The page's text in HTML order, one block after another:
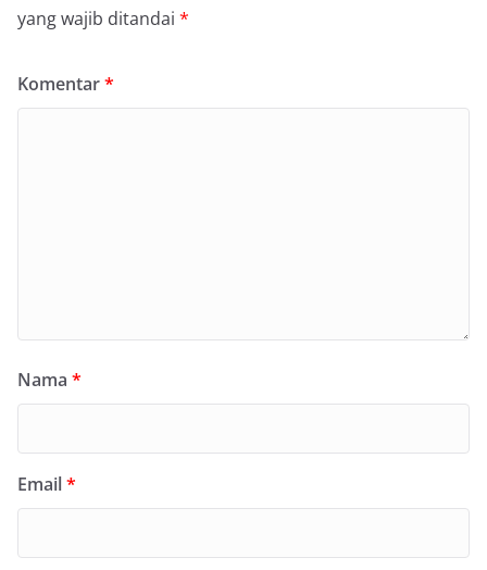
yang wajib ditandai *
Komentar*
Nama *
Email*